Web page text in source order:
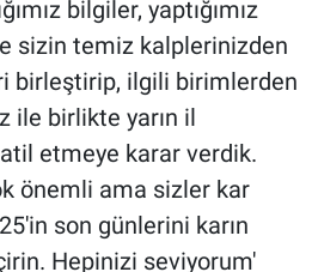
bilgiler, yaptığımız
sizin temiz kalplerinizden
birleştirip, ilgili birimlerden
ile birlikte yarın il
etmeye karar verdik.
önemli ama sizler kar
son günlerini karın
Hepinizi seviyorum'